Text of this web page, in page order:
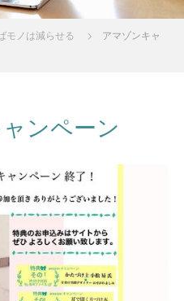
モノは減らせる
アマゾンキャ
ンペーン